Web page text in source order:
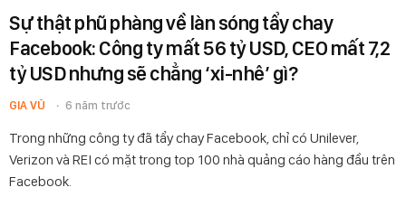
Sự thật phũ phàng về làn sóng tẩy chay
Facebook: Công ty mất 56 tỷ USD, CEO mất 7,2
tỷ USD nhưng sẽ chẳng ‘xi-nhê’ gì?
GIA VŨ 6 năm trước
Trong những công ty đã tẩy chay Facebook, chỉ có Unilever,
Verizon và REI có mặt trong top 100 nhà quảng cáo hàng đầu trên
Facebook.